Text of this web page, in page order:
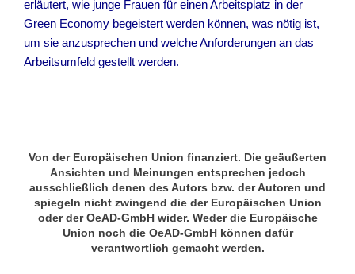
erläutert, wie junge Frauen für einen Arbeitsplatz in der
Green Economy begeistert werden können, was nötig ist,
um sie anzusprechen und welche Anforderungen an das
Arbeitsumfeld gestellt werden.
Von der Europäischen Union finanziert. Die geäußerten
Ansichten und Meinungen entsprechen jedoch
ausschließlich denen des Autors bzw. der Autoren und
spiegeln nicht zwingend die der Europäischen Union
oder der OeAD-GmbH wider. Weder die Europäische
Union noch die OeAD-GmbH können dafür
verantwortlich gemacht werden.